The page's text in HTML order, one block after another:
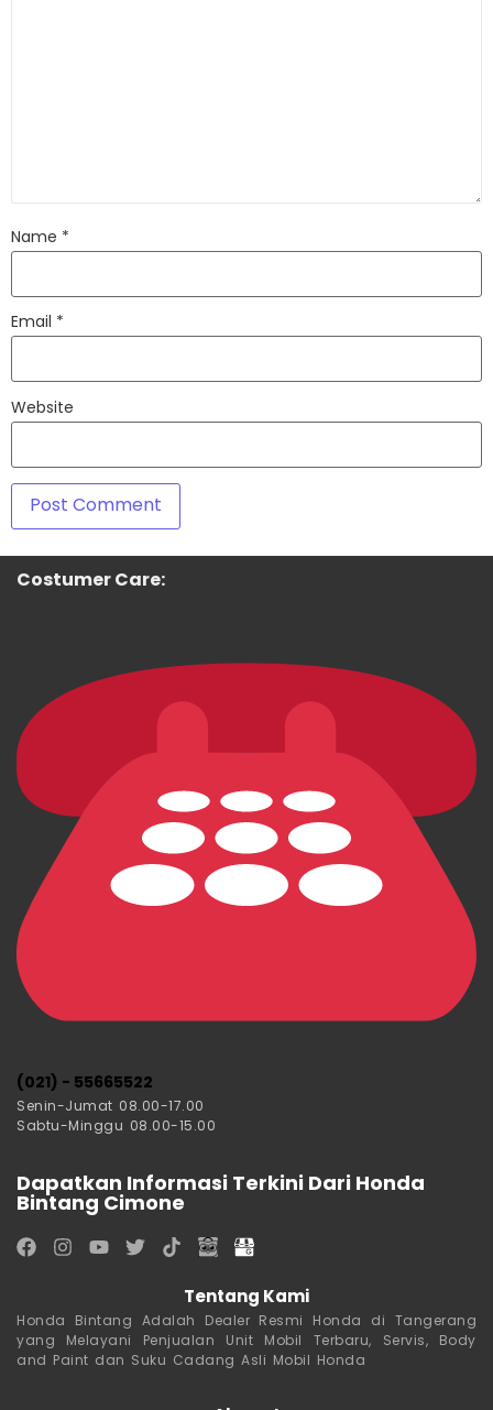
Name *
Email *
Website
Costumer Care:
(021) - 55665522
Senin-Jumat 08.00-17.00
Sabtu-Minggu 08.00-15.00
Dapatkan Informasi Terkini Dari Honda
Bintang Cimone
Tentang Kami
Honda Bintang Adalah Dealer Resmi Honda di Tangerang
yang Melayani Penjualan Unit Mobil Terbaru, Servis, Body
and Paint dan Suku Cadang Asli Mobil Honda